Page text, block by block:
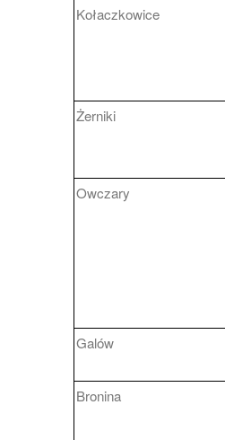
Kołaczkowice
Żerniki
Owczary
Galów
Bronina